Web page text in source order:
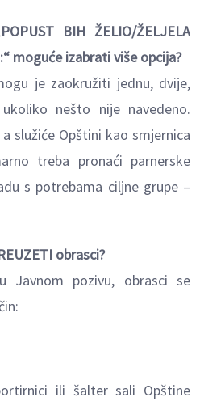
BIH ŽELIO/ŽELJELA
moguće izabrati više opcija?
je zaokružiti jednu, dvije,
nešto nije navedeno.
služiće Opštini kao smjernica
treba pronaći parnerske
s potrebama ciljne grupe –
obrasci?
Javnom pozivu, obrasci se
ili šalter sali Opštine